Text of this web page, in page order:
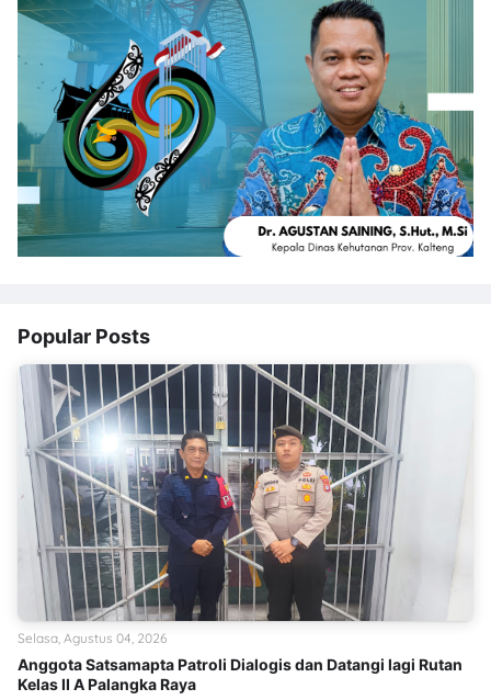
Popular Posts
Anggota Satsamapta Patroli Dialogis dan Datangi lagi Rutan
Kelas II A Palangka Raya
Selasa, Agustus 04, 2026